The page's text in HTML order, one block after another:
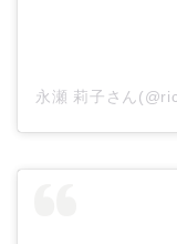
永瀬 莉子さん